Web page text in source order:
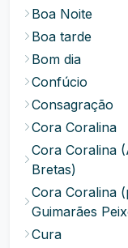
Boa Noite
Boa tarde
Bom dia
Confúcio
Consagração
Cora Coralina
Cora Coralina
Bretas)
Cora Coralina
Guimarães
Cura